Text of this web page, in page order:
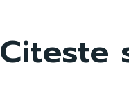
Citeste